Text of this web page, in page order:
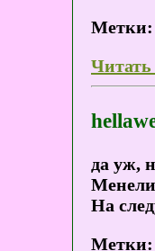
Метки:
да уж,
На
Метки: